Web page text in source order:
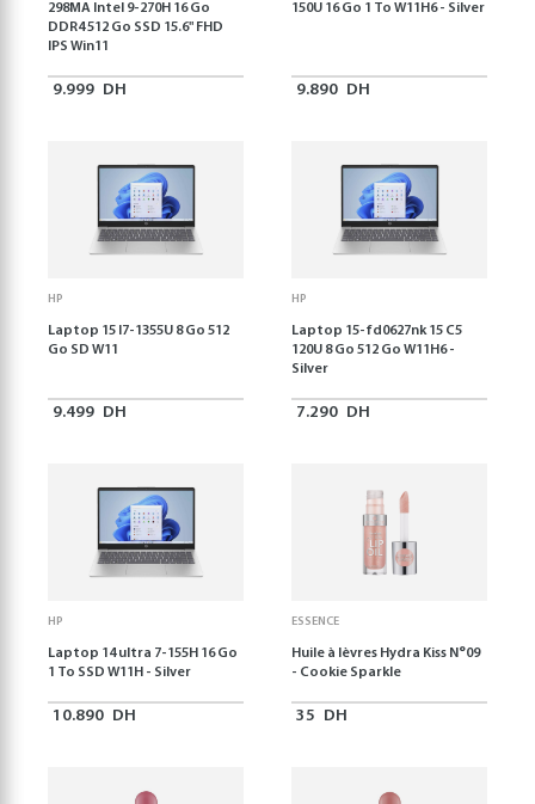
298MA Intel 9-270H 16 Go
DDR4 512 Go SSD 15.6" FHD
IPS Win11
9.999 DH
150U 16 Go 1 To W11H6 - Silver
9.890 DH
HP
Laptop 15 I7-1355U 8 Go 512
Go SD W11
9.499 DH
HP
Laptop 15-fd0627nk 15 C5
120U 8 Go 512 Go W11H6 -
Silver
7.290 DH
HP
Laptop 14 ultra 7-155H 16 Go
1 To SSD W11H - Silver
10.890 DH
ESSENCE
Huile à lèvres Hydra Kiss N°09
- Cookie Sparkle
35 DH